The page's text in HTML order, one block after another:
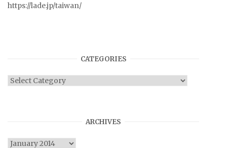
https://lade.jp/taiwan/
CATEGORIES
Categories
ARCHIVES
Archives